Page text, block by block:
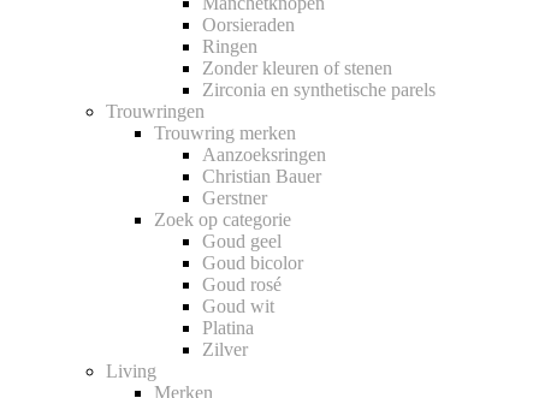
Oorsieraden
Ringen
Zonder kleuren of stenen
Zirconia en synthetische parels
Trouwringen
Trouwring merken
Aanzoeksringen
Christian Bauer
Gerstner
Zoek op categorie
Goud geel
Goud bicolor
Goud rosé
Goud wit
Platina
Zilver
Living
Merken